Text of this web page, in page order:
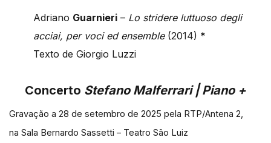
Adriano Guarnieri – Lo stridere luttuoso degli
acciai, per voci ed ensemble(2014) *
Texto de Giorgio Luzzi
Concerto Stefano Malferrari | Piano +
Gravação a 28 de setembro de 2025 pela RTP/Antena 2,
na Sala Bernardo Sassetti – Teatro São Luiz